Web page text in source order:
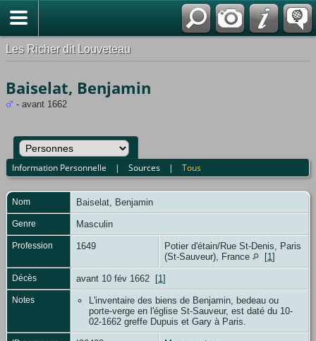
Les Richer dit Louveteau
Baiselat, Benjamin
- avant 1662
Information Personnelle |Sources |Tous
Nom Baiselat Benjamin
Genre Masculin
Profession 1649
Potier d'étain/Rue St-Denis, Paris
(St-Sauveur), France
[1]
Décès avant 10 fév 1662 [1]
Notes
L'inventaire des biens de Benjamin, bedeau ou
porte-verge en l'église St-Sauveur, est daté du 10-
02-1662 greffe Dupuis et Gary à Paris.